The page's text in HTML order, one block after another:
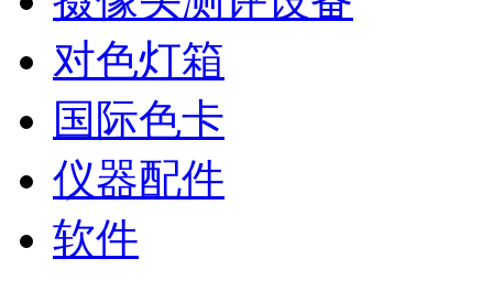
对色灯箱
国际色卡
仪器配件
软件